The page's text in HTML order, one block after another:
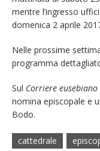
mentre l’ingresso
domenica 2 aprile
Nelle prossime
programma
Sul Corriere eusebiano
nomina episcopale e
Bodo.
cattedrale